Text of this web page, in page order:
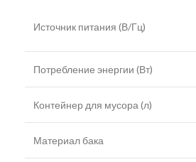
Источник питания (В/Гц)
Потребление энергии (Вт)
Контейнер для мусора (л)
Материал бака